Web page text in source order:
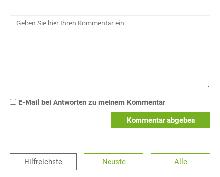
E-Mail bei Antworten zu meinem Kommentar
Kommentar abgeben
Hilfreichste Neuste Alle